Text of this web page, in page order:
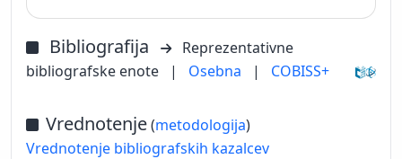
Bibliografija
Reprezentativne
bibliografske enote
| Osebna | COBISS+
Vrednotenje(metodologija)
Vrednotenje bibliografskih kazalcev